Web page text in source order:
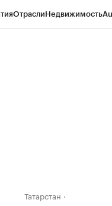
ОтраслиНедвижимость
Татарстан